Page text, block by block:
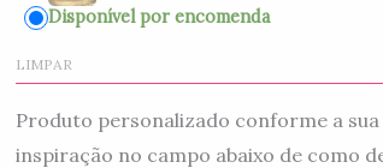
Disponível por encomenda
LIMPAR
Produto personalizado conforme a sua
inspiração no campo abaixo de como